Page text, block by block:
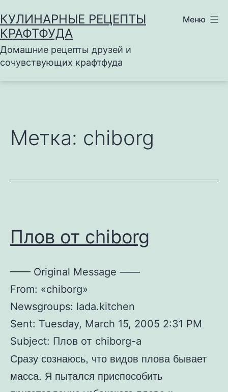
к
содержимому
КУЛИНАРНЫЕ РЕЦЕПТЫ
КРАФТФУДА
Домашние рецепты друзей и
сочувствующих крафтфуда
Меню
Метка: chiborg
Плов от chiborg
—— Original Message ——
From: «chiborg»
Newsgroups: lada.kitchen
Sent: Tuesday, March 15, 2005 2:31 PM
Subject: Плов от chiborg-а
Сразу сознаюсь, что видов плова бывает
масса. Я пытался приспособить